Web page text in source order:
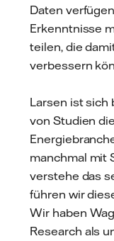
Daten
Erkenntnisse
teilen, die
verbessern
Larsen ist sich
von Studien
manchmal mit
verstehe das
führen wir
Wir haben
Research als